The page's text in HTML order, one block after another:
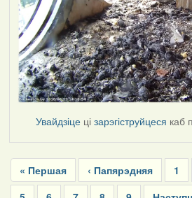
Увайдзіце цізарэгіструйцеся каб
Pagination
First
page
« Першая
Previous
page
‹ Папярэдняя Page
1